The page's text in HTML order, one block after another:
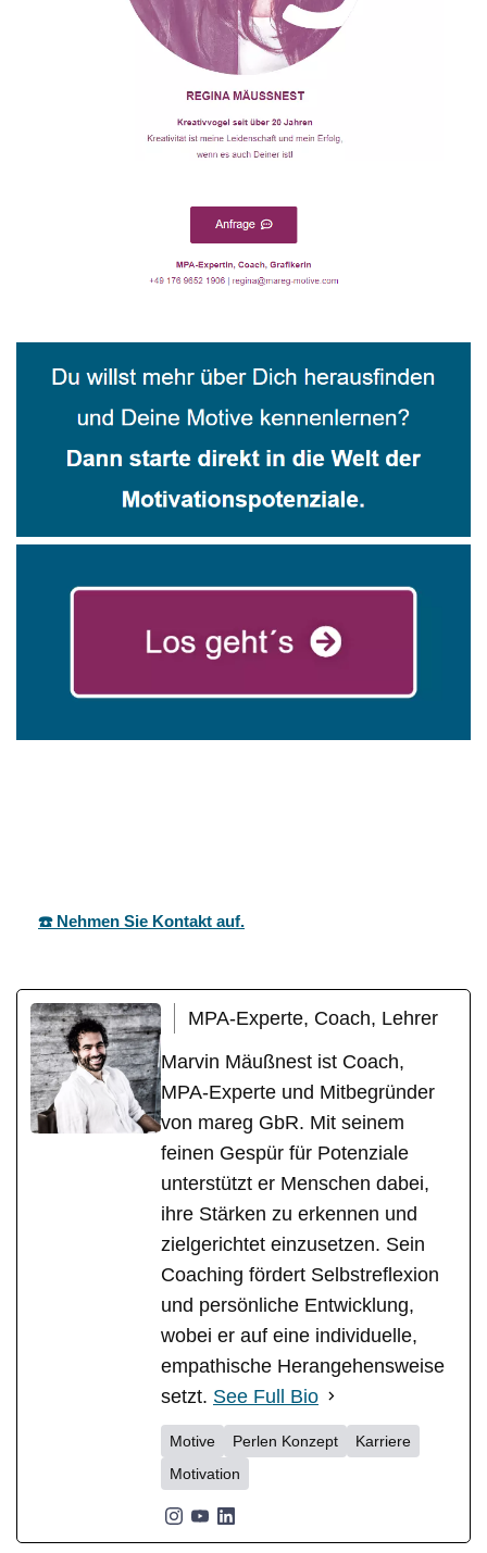
☎️ Nehmen Sie Kontakt auf.
MPA-Experte, Coach, Lehrer
Marvin Mäußnest ist Coach,
MPA-Experte und Mitbegründer
von mareg GbR. Mit seinem
feinen Gespür für Potenziale
unterstützt er Menschen dabei,
ihre Stärken zu erkennen und
zielgerichtet einzusetzen. Sein
Coaching fördert Selbstreflexion
und persönliche Entwicklung,
wobei er auf eine individuelle,
empathische Herangehensweise
setzt. See Full Bio
Motive Perlen Konzept
Karriere
Motivation